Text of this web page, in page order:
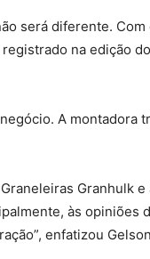
será diferente. Com
na edição
A montadora
Granhulk e
às opiniões
enfatizou